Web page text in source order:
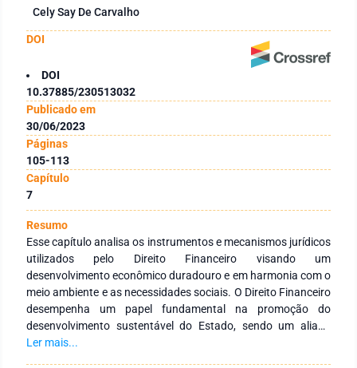
Cely Say De Carvalho
DOI
DOI
10.37885/230513032
Publicado em
30/06/2023
Páginas
105-113
Capítulo
7
Resumo
Esse capítulo analisa os instrumentos e mecanismos jurídicos
utilizados pelo Direito Financeiro visando um
desenvolvimento econômico duradouro e em harmonia com o
meio ambiente e as necessidades sociais. O Direito Financeiro
desempenha um papel fundamental na promoção do
desenvolvimento sustentável do Estado, sendo um aliado
estratégico nesse processo. Explorando a relação entre o
Ler mais...